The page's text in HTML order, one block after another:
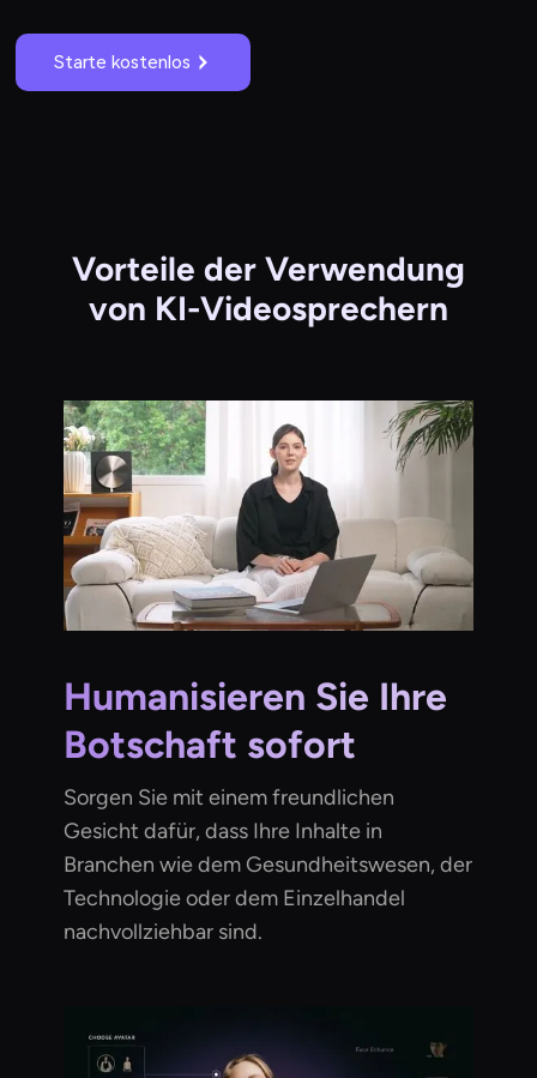
Starte kostenlos
Vorteile der Verwendung
von KI-Videosprechern
Humanisieren Sie Ihre
Botschaft sofort
Sorgen Sie mit einem freundlichen
Gesicht dafür, dass Ihre Inhalte in
Branchen wie dem Gesundheitswesen, der
Technologie oder dem Einzelhandel
nachvollziehbar sind.